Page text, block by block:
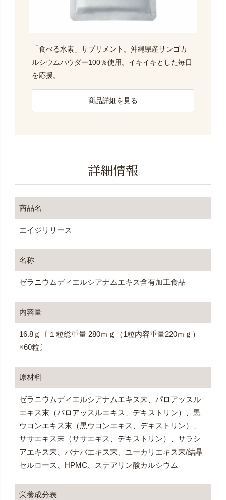
「食べる水素」サプリメント。沖縄県産サンゴカ
ルシウムパウダー100％使用。イキイキとした毎日
を応援。
商品詳細を見る
詳細情報
商品名
エイジリリース
名称
ゼラニウムディエルシアナムエキス含有加工食品
内容量
16.8ｇ〔１粒総重量 280ｍｇ（1粒内容重量220ｍｇ）
×60粒〕
原材料
ゼラニウムディエルシアナムエキス末、パロアッスル
エキス末（パロアッスルエキス、デキストリン）、黒
ウコンエキス末（黒ウコンエキス、デキストリン）、
ササエキス末（ササエキス、デキストリン）、サラシ
アエキス末、バナバエキス末、ユーカリエキス末/結晶
セルロース、HPMC、ステアリン酸カルシウム
栄養成分表